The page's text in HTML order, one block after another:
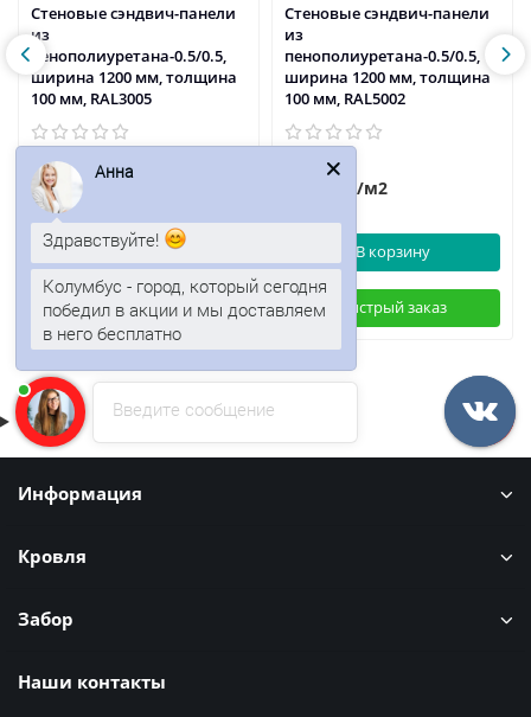
Стеновые сэндвич-панели
из
пенополиуретана-0.5/0.5,
ширина 1200 мм, толщина
100 мм, RAL3005
2472р.
В корзину
Быстрый заказ
Стеновые сэндвич-панели
из
пенополиуретана-0.5/0.5,
ширина 1200 мм, толщина
100 мм, RAL5002
/м2
В корзину
Быстрый заказ
Информация
Кровля
Забор
Наши контакты
Введите сообщение
Анна
Здравствуйте!
Колумбус - город, который сегодня
победил в акции и мы доставляем
в него бесплатно